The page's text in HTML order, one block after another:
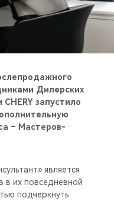
Дилерских
запустило
– Мастеров-
является
в их повседневной
подчеркнуть